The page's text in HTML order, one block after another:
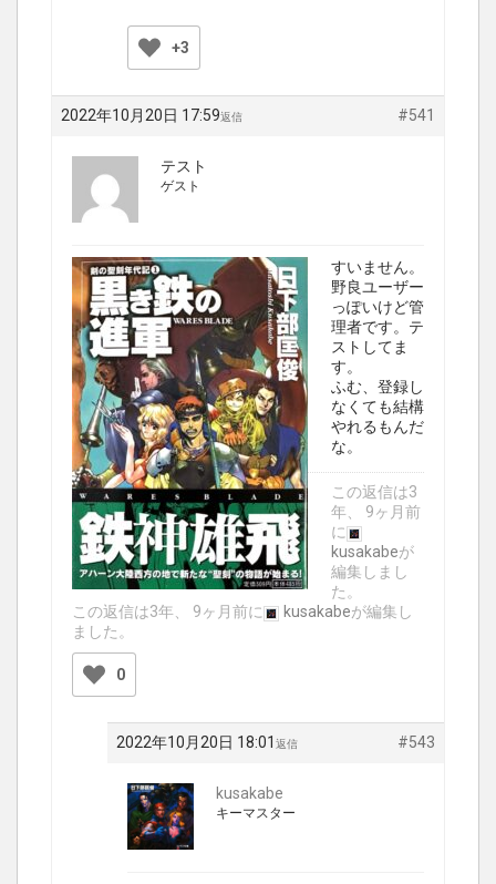
+3
2022年10月20日 17:59 #541
返信
テスト
ゲスト
すいません。
野良ユーザー
っぽいけど管
理者です。テ
ストしてま
す。
ふむ、登録し
なくても結構
やれるもんだ
な。
この返信は3
年、 9ヶ月前
に
kusakabeが
編集しまし
た。
この返信は3年、 9ヶ月前に
kusakabeが編集し
ました。
0
2022年10月20日 18:01 #543
返信
kusakabe
キーマスター